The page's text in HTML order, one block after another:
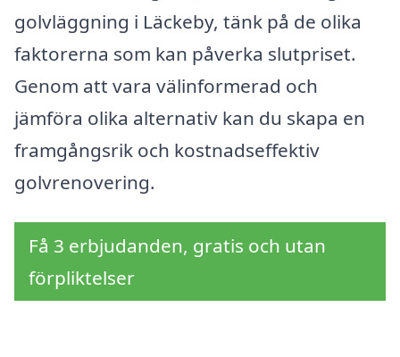
golvläggning i Läckeby, tänk på de olika
faktorerna som kan påverka slutpriset.
Genom att vara välinformerad och
jämföra olika alternativ kan du skapa en
framgångsrik och kostnadseffektiv
golvrenovering.
Få 3 erbjudanden, gratis och utan
förpliktelser